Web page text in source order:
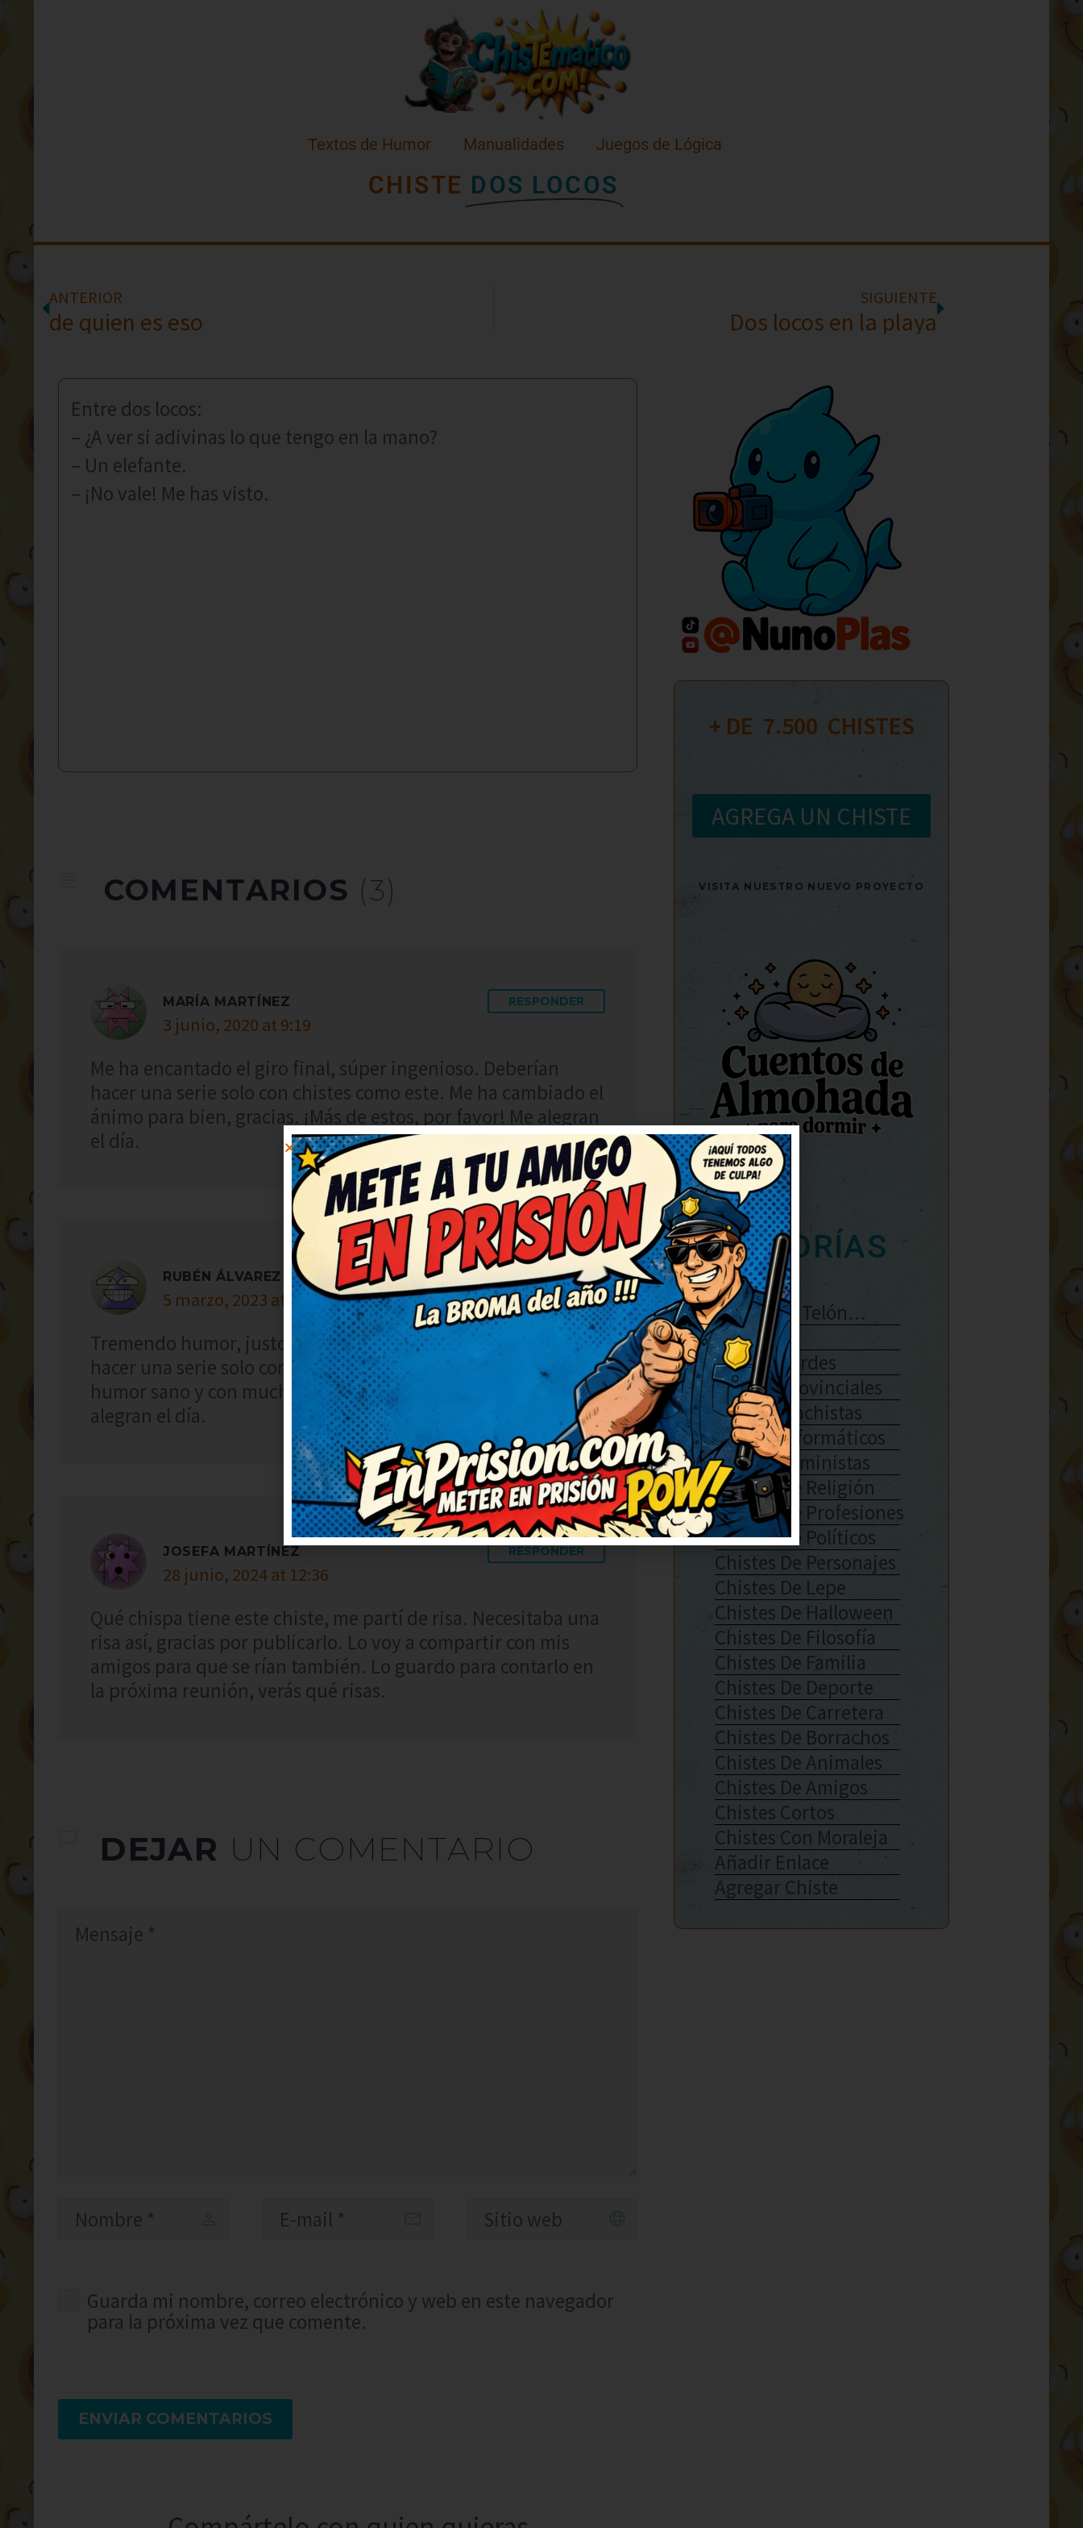
Textos de Humor Manualidades Juegos de Lógica
CHISTE DOS LOCOS
ANTERIOR
de quien es eso
SIGUIENTE
Dos locos en la playa
Entre dos locos:
– ¿A ver si adivinas lo que tengo en la mano?
– Un elefante.
– ¡No vale! Me has visto.
COMENTARIOS (3)
MARÍA MARTÍNEZ
3 junio, 2020 at 9:19
RESPONDER
Me ha encantado el giro final, súper ingenioso. Deberían
hacer una serie solo con chistes como este. Me ha cambiado el
ánimo para bien, gracias. ¡Más de estos, por favor! Me alegran
el día.
RUBÉN ÁLVAREZ
5 marzo, 2023 at 5:24
RESPONDER
Tremendo humor, justo lo que necesitaba ahora. Deberían
hacer una serie solo con chistes como este. Así da gusto,
humor sano y con mucha gracia. ¡Más de estos, por favor! Me
alegran el día.
JOSEFA MARTÍNEZ
28 junio, 2024 at 12:36
RESPONDER
Qué chispa tiene este chiste, me partí de risa. Necesitaba una
risa así, gracias por publicarlo. Lo voy a compartir con mis
amigos para que se rían también. Lo guardo para contarlo en
la próxima reunión, verás qué risas.
DEJAR UN COMENTARIO
Guarda mi nombre, correo electrónico y web en este navegador
para la próxima vez que comente.
ENVIAR COMENTARIOS
+ DE 7.500
  CHISTES
AGREGA UN CHISTE
VISITA NUESTRO NUEVO PROYECTO
CATEGORÍAS
Se Abre El Telón…
Enlaces
Chistes Verdes
Chistes Provinciales
Chistes Machistas
Chistes Informáticos
Chistes Feministas
Chistes De Religión
Chistes De Profesiones
Chistes De Políticos
Chistes De Personajes
Chistes De Lepe
Chistes De Halloween
Chistes De Filosofía
Chistes De Familia
Chistes De Deporte
Chistes De Carretera
Chistes De Borrachos
Chistes De Animales
Chistes De Amigos
Chistes Cortos
Chistes Con Moraleja
Añadir Enlace
Agregar Chiste